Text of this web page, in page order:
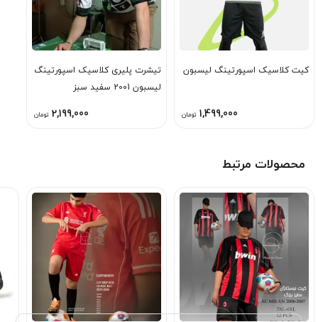
کیت کلاسیک اسپورتینگ لیسبون
1,499,000 تومان
تیشرت پلیری کلاسیک اسپورتینگ
لیسبون 2001 سفید سبز
2,199,000 تومان
محصولات مرتبط